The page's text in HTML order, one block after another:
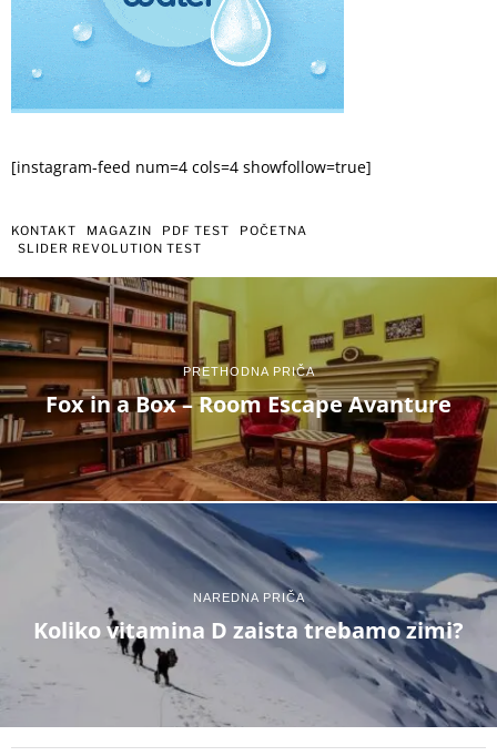
[instagram-feed num=4 cols=4 showfollow=true]
KONTAKT MAGAZIN PDF TEST
POČETNA
SLIDER REVOLUTION TEST
PRETHODNA PRIČA
Fox in a Box – Room Escape Avanture
NAREDNA PRIČA
Koliko vitamina D zaista trebamo zimi?